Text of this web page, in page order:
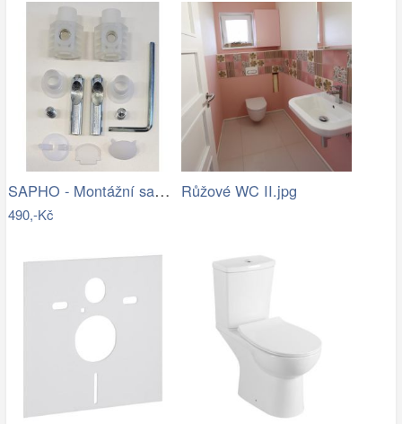
SAPHO - Montážní sada pro závěsné WC…
490,-Kč
Růžové WC II.jpg